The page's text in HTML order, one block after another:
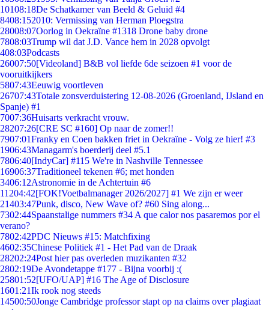
10108:18De Schatkamer van Beeld & Geluid #4
8408:152010: Vermissing van Herman Ploegstra
28008:07Oorlog in Oekraïne #1318 Drone baby drone
7808:03Trump wil dat J.D. Vance hem in 2028 opvolgt
408:03Podcasts
26007:50[Videoland] B&B vol liefde 6de seizoen #1 voor de
vooruitkijkers
5807:43Eeuwig voortleven
26707:43Totale zonsverduistering 12-08-2026 (Groenland, IJsland en
Spanje) #1
7007:36Huisarts verkracht vrouw.
28207:26[CRE SC #160] Op naar de zomer!!
7907:01Franky en Coen bakken friet in Oekraïne - Volg ze hier! #3
1906:43Managarm's boerderij deel #5.1
7806:40[IndyCar] #115 We're in Nashville Tennessee
16906:37Traditioneel tekenen #6; met honden
3406:12Astronomie in de Achtertuin #6
11204:42[FOK!Voetbalmanager 2026/2027] #1 We zijn er weer
21403:47Punk, disco, New Wave of? #60 Sing along...
7302:44Spaanstalige nummers #34 A que calor nos pasaremos por el
verano?
7802:42PDC Nieuws #15: Matchfixing
4602:35Chinese Politiek #1 - Het Pad van de Draak
28202:24Post hier pas overleden muzikanten #32
2802:19De Avondetappe #177 - Bijna voorbij :(
25801:52[UFO/UAP] #16 The Age of Disclosure
1601:21Ik rook nog steeds
14500:50Jonge Cambridge professor stapt op na claims over plagiaat